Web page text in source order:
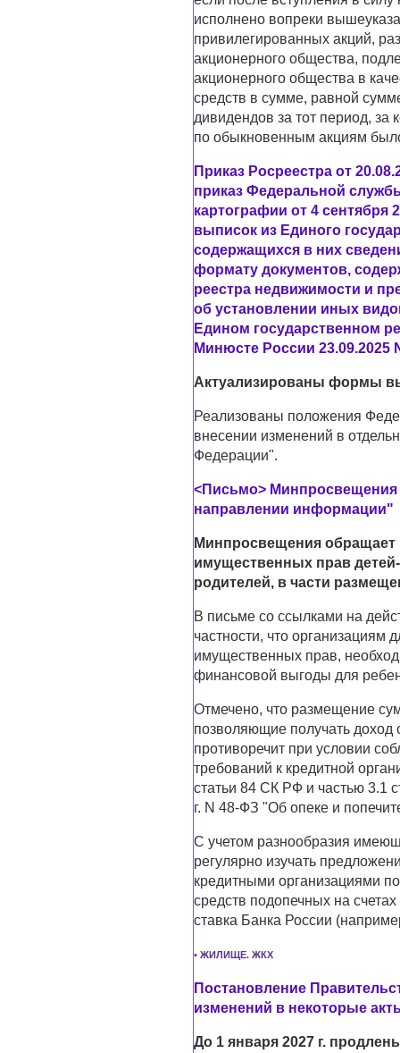
исполнено вопреки
привилегированных акций,
акционерного общества,
акционерного общества в
средств в сумме, равной
дивидендов за тот период,
по обыкновенным акциям
Приказ Росреестра от
приказ Федеральной
картографии от 4 сентября
выписок из Единого
содержащихся в них
формату документов,
реестра недвижимости и
об установлении иных
Едином государственном
Минюсте России 23.09.2025
Актуализированы формы
Реализованы положения
внесении изменений в
Федерации".
<Письмо> Минпросвещения
направлении информации"
Минпросвещения
имущественных прав
родителей, в части
В письме со ссылками на
частности, что организациям
имущественных прав,
финансовой выгоды для
Отмечено, что размещение
позволяющие получать доход
противоречит при условии
требований к кредитной
статьи 84 СК РФ и частью 3.1
г. N 48-ФЗ "Об опеке и
С учетом разнообразия
регулярно изучать
кредитными организациями
средств подопечных на
ставка Банка России
• ЖИЛИЩЕ. ЖКХ
Постановление
изменений в некоторые
До 1 января 2027 г.